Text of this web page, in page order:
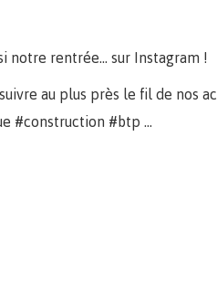
notre rentrée... sur Instagram !
au plus près le fil de nos
#construction #btp ...